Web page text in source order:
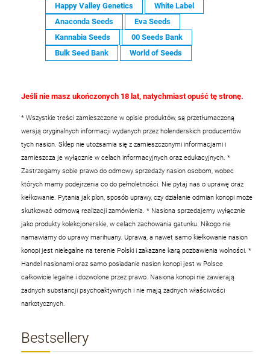
Happy Valley Genetics
White Label
Anaconda Seeds
Eva Seeds
Kannabia Seeds
00 Seeds Bank
Bulk Seed Bank
World of Seeds
Jeśli nie masz ukończonych 18 lat, natychmiast opuść tę stronę.
* Wszystkie treści zamieszczone w opisie produktów, są przetłumaczoną
wersją oryginalnych informacji wydanych przez holenderskich producentów
tych nasion. Sklep nie utożsamia się z zamieszczonymi informacjami i
zamieszcza je wyłącznie w celach informacyjnych oraz edukacyjnych. *
Zastrzegamy sobie prawo do odmowy sprzedaży nasion osobom, wobec
których mamy podejrzenia co do pełnoletności. Nie pytaj nas o uprawę oraz
kiełkowanie. Pytania jak plon, sposób uprawy, czy działanie odmian konopi może
skutkować odmową realizacji zamówienia. * Nasiona sprzedajemy wyłącznie
jako produkty kolekcjonerskie, w celach zachowania gatunku. Nikogo nie
namawiamy do uprawy marihuany. Uprawa, a nawet samo kiełkowanie nasion
konopi jest nielegalne na terenie Polski i zakazane karą pozbawienia wolności. *
Handel nasionami oraz samo posiadanie nasion konopi jest w Polsce
całkowicie legalne i dozwolone przez prawo. Nasiona konopi nie zawierają
żadnych substancji psychoaktywnych i nie mają żadnych właściwości
narkotycznych.
Bestsellery